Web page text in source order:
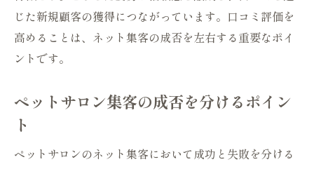
じた新規顧客の獲得につながっています。口コミ評価を
高めることは、ネット集客の成否を左右する重要なポイ
ントです。
ペットサロン集客の成否を分けるポイン
ト
ペットサロンのネット集客において成功と失敗を分ける